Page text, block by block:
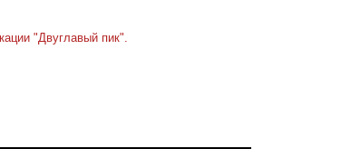
"Двуглавый пик".